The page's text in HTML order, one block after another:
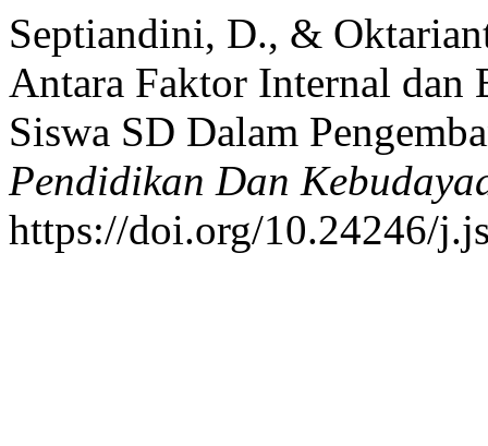
Septiandini, D., &
Antara Faktor Internal
Siswa SD Dalam
Pendidikan Dan
https://doi.org/10.24246/